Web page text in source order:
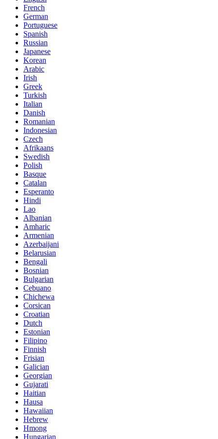
French
German
Portuguese
Spanish
Russian
Japanese
Korean
Arabic
Irish
Greek
Turkish
Italian
Danish
Romanian
Indonesian
Czech
Afrikaans
Swedish
Polish
Basque
Catalan
Esperanto
Hindi
Lao
Albanian
Amharic
Armenian
Azerbaijani
Belarusian
Bengali
Bosnian
Bulgarian
Cebuano
Chichewa
Corsican
Croatian
Dutch
Estonian
Filipino
Finnish
Frisian
Galician
Georgian
Gujarati
Haitian
Hausa
Hawaiian
Hebrew
Hmong
Hungarian